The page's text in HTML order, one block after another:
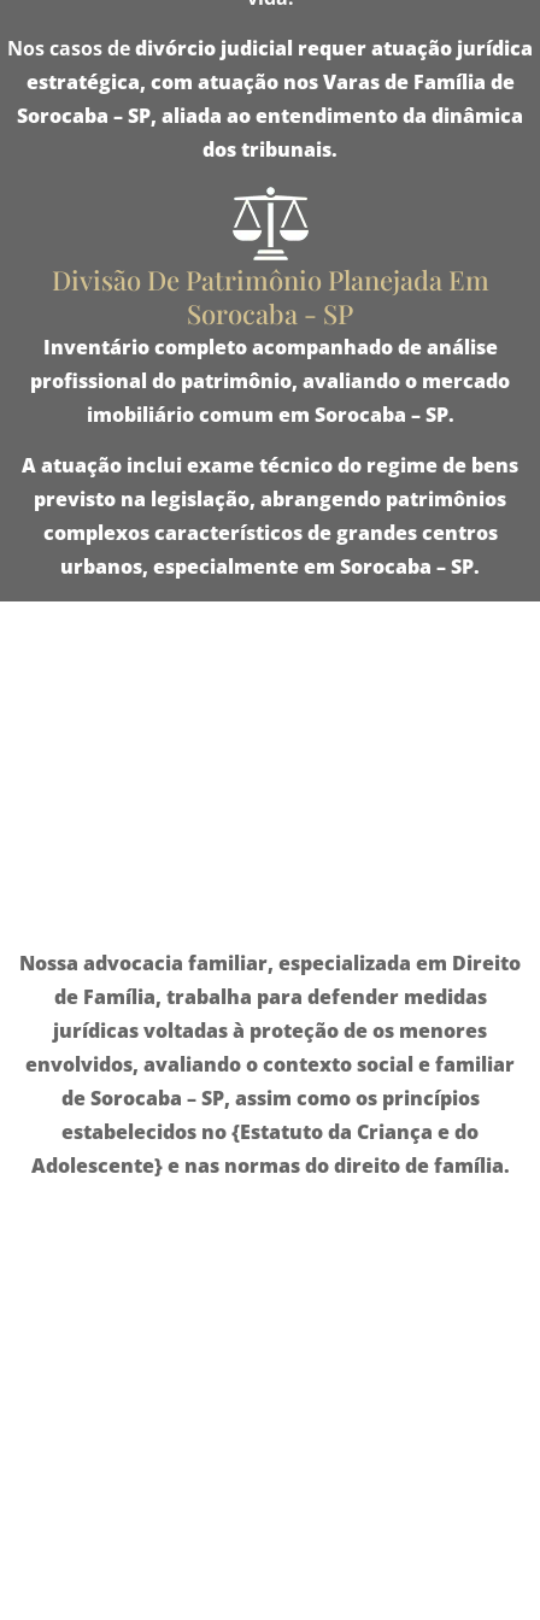
Nos casos dedivórcio judicial requeratuação jurídica
estratégica, com atuação nosVaras de Família de
Sorocaba – SP, aliada aoentendimento da dinâmica
dos tribunais.
Divisão De Patrimônio Planejada Em
Sorocaba - SP
Inventário completoacompanhado deanálise
profissional do patrimônio, avaliando o mercado
imobiliáriocomum em Sorocaba – SP.
A atuação incluiexame técnicodo regime de bens
previsto na legislação, abrangendo patrimônios
complexoscaracterísticos de grandes centros
urbanos, especialmente em Sorocaba – SP.
Nossa advocacia familiar, especializada em Direito
de Família, trabalha para defender medidas
jurídicasvoltadas à proteção deos menores
envolvidos, avaliando o contexto social e familiar
deSorocaba – SP, assim como os princípios
estabelecidos no{Estatuto da Criança e do
Adolescente}e nas normas do direito de família.